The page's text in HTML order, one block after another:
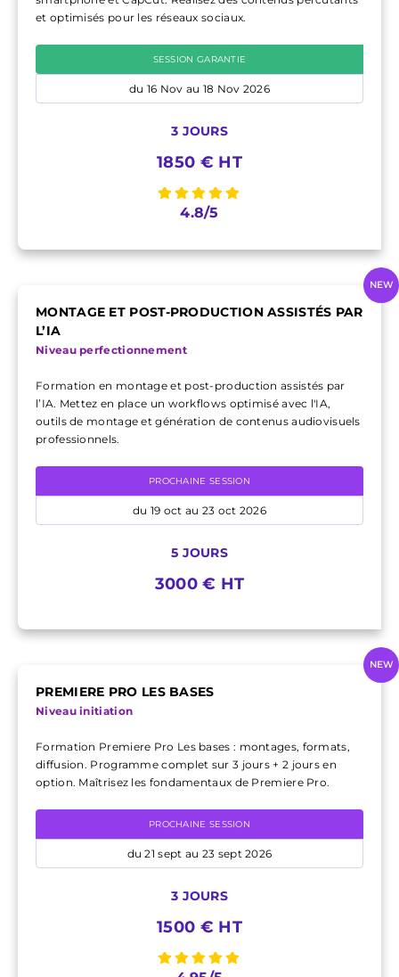
et optimisés pour les réseaux sociaux.
SESSION GARANTIE
du 16 Nov au 18 Nov 2026
3 JOURS
1850 € HT
4.8/5
MONTAGE ET POST-PRODUCTION ASSISTÉS PAR
L’IA
Niveau perfectionnement
Formation en montage et post-production assistés par
l’IA. Mettez en place un workflows optimisé avec l'IA,
outils de montage et génération de contenus audiovisuels
professionnels.
PROCHAINE SESSION
du 19 oct au 23 oct 2026
5 JOURS
3000 € HT
NEW
PREMIERE PRO LES BASES
Niveau initiation
Formation Premiere Pro Les bases : montages, formats,
diffusion. Programme complet sur 3 jours + 2 jours en
option. Maîtrisez les fondamentaux de Premiere Pro.
PROCHAINE SESSION
du 21 sept au 23 sept 2026
3 JOURS
1500 € HT
NEW